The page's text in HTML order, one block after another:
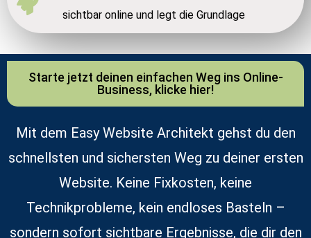
sichtbar online und legt die Grundlage
Starte jetzt deinen einfachen Weg ins Online-
Business, klicke hier!
Mit dem Easy Website Architekt gehst du den
schnellsten und sichersten Weg zu deiner ersten
Website. Keine Fixkosten, keine
Technikprobleme, kein endloses Basteln –
sondern sofort sichtbare Ergebnisse, die dir den